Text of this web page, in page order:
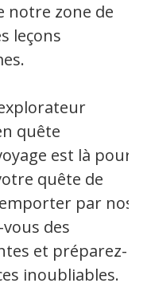
notre zone de
leçons
quête
est là pour
quête de
par nos
des
et préparez-
inoubliables.